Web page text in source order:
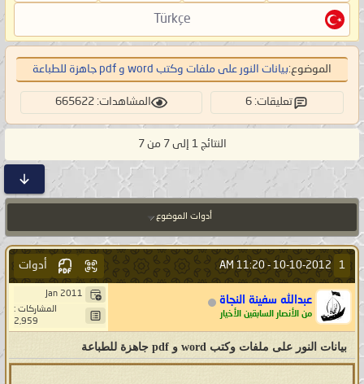
Türkçe
الموضوع:بيانات النور على ملفات وكتب word و pdf جاهزة للطباعة
تعليقات: 6 المشاهدات: 665622
النتائج 1 إلى 7 من 7
أدوات الموضوع
1
10-10-2012 -
11:20 AM أدوات
عبدالله سفينة النجاة
من الأنصار السابقين الأخيار
Jan 2011
المشاركات :
2,959
بيانات النور على ملفات وكتب word و pdf جاهزة للطباعة